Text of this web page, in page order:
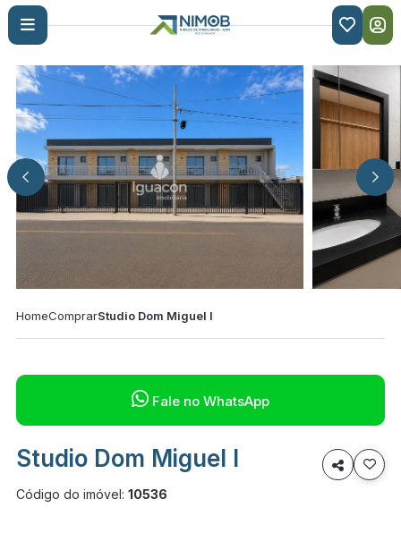

HomeComprarStudio Dom Miguel I
 Fale no WhatsApp
Studio Dom Miguel I 
Código do imóvel: 10536